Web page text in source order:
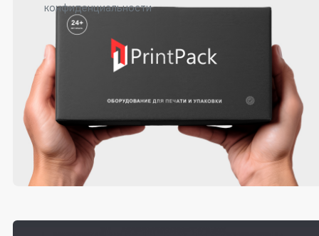
конфиденциальности